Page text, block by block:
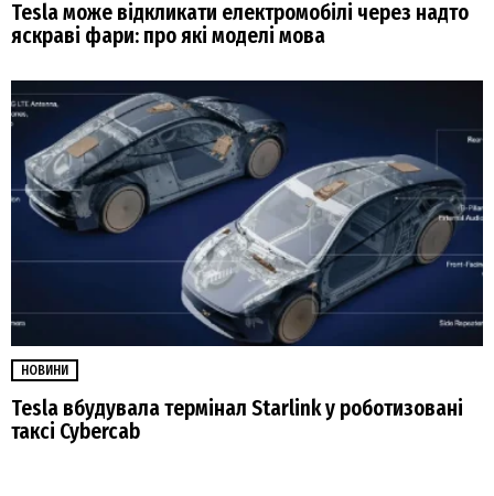
Tesla може відкликати електромобілі через надто
яскраві фари: про які моделі мова
НОВИНИ
Tesla вбудувала термінал Starlink у роботизовані
таксі Cybercab